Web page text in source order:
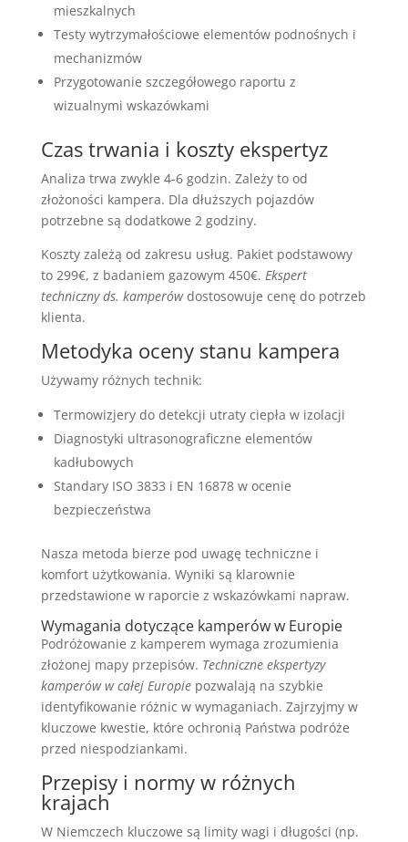
mieszkalnych
Testy wytrzymałościowe elementów podnośnych i
mechanizmów
Przygotowanie szczegółowego raportu z
wizualnymi wskazówkami
Czas trwania i koszty ekspertyz
Analiza trwa zwykle 4-6 godzin. Zależy to od
złożoności kampera. Dla dłuższych pojazdów
potrzebne są dodatkowe 2 godziny.
Koszty zależą od zakresu usług. Pakiet podstawowy
to 299€, z badaniem gazowym 450€. Ekspert
techniczny ds. kamperówdostosowuje cenę do potrzeb
klienta.
Metodyka oceny stanu kampera
Używamy różnych technik:
Termowizjery do detekcji utraty ciepła w izolacji
Diagnostyki ultrasonograficzne elementów
kadłubowych
Standary ISO 3833 i EN 16878 w ocenie
bezpieczeństwa
Nasza metoda bierze pod uwagę techniczne i
komfort użytkowania. Wyniki są klarownie
przedstawione w raporcie z wskazówkami napraw.
Wymagania dotyczące kamperów w Europie
Podróżowanie z kamperem wymaga zrozumienia
złożonej mapy przepisów. Techniczne ekspertyzy
kamperów w całej Europiepozwalają na szybkie
identyfikowanie różnic w wymaganiach. Zajrzyjmy w
kluczowe kwestie, które ochronią Państwa podróże
przed niespodziankami.
Przepisy i normy w różnych
krajach
W Niemczech kluczowe są limity wagi i długości (np.